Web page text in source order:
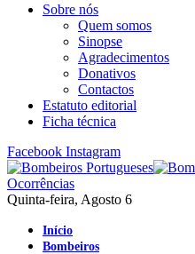
Sobre nós
Quem somos
Sinopse
Agradecimentos
Donativos
Contactos
Estatuto editorial
Ficha técnica
Facebook Instagram
Ocorrências
Quinta-feira, Agosto 6
Início
Bombeiros